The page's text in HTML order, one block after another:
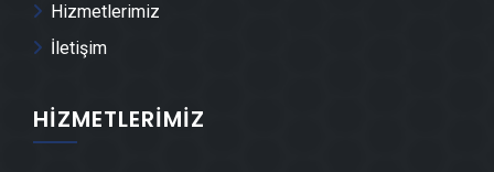
Keles Demir Doğrama Ustası
Keles Duvar Panelleri̇ Montajı
Hizmetlerimiz
İletişim
HIZMETLERIMIZ